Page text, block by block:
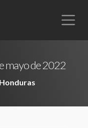
mayo de 2022